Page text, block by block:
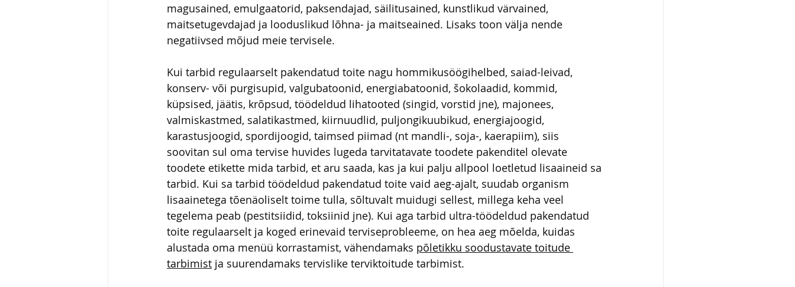
magusained, emulgaatorid, paksendajad, säilitusained, kunstlikud värvained,
maitsetugevdajad ja looduslikud lõhna- ja maitseained. Lisaks toon välja nende
negatiivsed mõjud meie tervisele.
Kui tarbid regulaarselt pakendatud toite nagu hommikusöögihelbed, saiad-leivad,
konserv- või purgisupid, valgubatoonid, energiabatoonid, šokolaadid, kommid,
küpsised, jäätis, krõpsud, töödeldud lihatooted (singid, vorstid jne), majonees,
valmiskastmed, salatikastmed, kiirnuudlid, puljongikuubikud, energiajoogid,
karastusjoogid, spordijoogid, taimsed piimad (nt mandli-, soja-, kaerapiim), siis
soovitan sul oma tervise huvides lugeda tarvitatavate toodete pakenditel olevate
toodete etikette mida tarbid, et aru saada, kas ja kui palju allpool loetletud lisaaineid sa
tarbid. Kui sa tarbid töödeldud pakendatud toite vaid aeg-ajalt, suudab organism
lisaainetega tõenäoliselt toime tulla, sõltuvalt muidugi sellest, millega keha veel
tegelema peab (pestitsiidid, toksiinid jne). Kui aga tarbid ultra-töödeldud pakendatud
toite regulaarselt ja koged erinevaid terviseprobleeme, on hea aeg mõelda, kuidas
alustada oma menüü korrastamist, vähendamaks põletikku soodustavate toitude
tarbimist ja suurendamaks tervislike terviktoitude tarbimist.